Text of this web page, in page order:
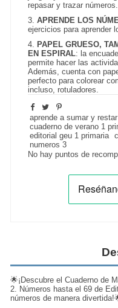
repasar y trazar números.
3.APRENDE LOS
ejercicios para aprender
4. PAPEL GRUESO,
EN ESPIRAL: la
permite hacer las
Además, cuenta con
perfecto para colorear
incluso, rotuladores.
aprende a sumar y restar
cuaderno de verano 1
editorial geu 1 primaria
numeros 3
No hay puntos de
🌟¡Descubre el Cuaderno de
2. Números hasta el 69 de
números de manera divertida